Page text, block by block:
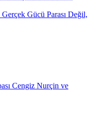
Gücü Parası Değil,
Cengiz Nurçin ve